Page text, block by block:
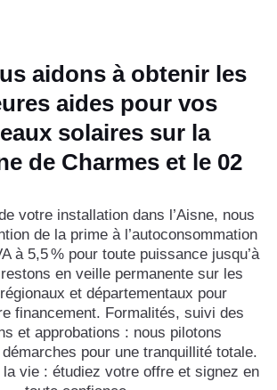
aidons à obtenir les
aides pour vos
solaires sur la
de Charmes et le 02
votre installation dans l’Aisne, nous
de la prime à l’autoconsommation
à 5,5 % pour toute puissance jusqu’à
en veille permanente sur les
et départementaux pour
financement. Formalités, suivi des
et approbations : nous pilotons
démarches pour une tranquillité totale.
vie : étudiez votre offre et signez en